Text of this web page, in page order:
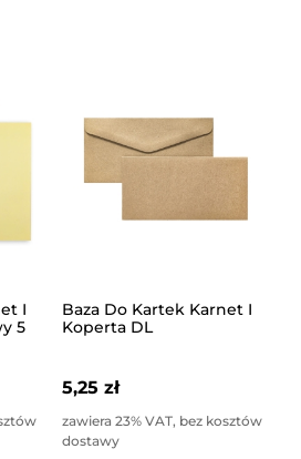
I
5
Baza Do Kartek Karnet I
Koperta DL
5,25 zł
zawiera 23% VAT, bez kosztów
dostawy